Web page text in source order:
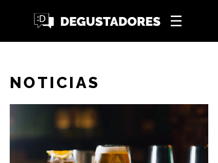
NOTICIAS